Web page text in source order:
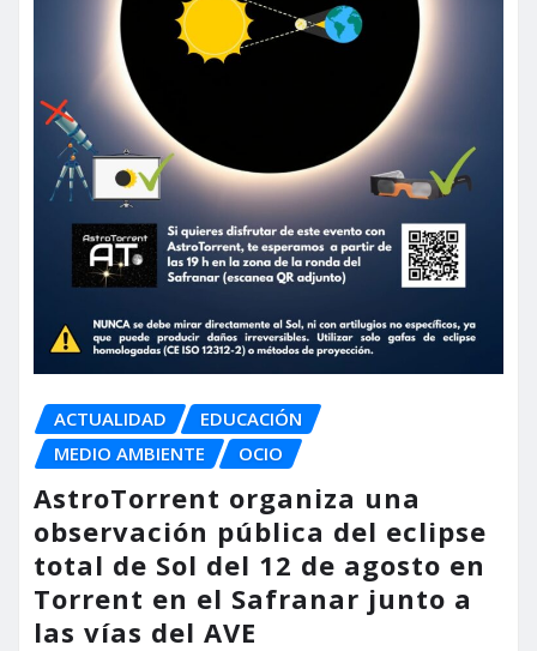
ACTUALIDAD
EDUCACIÓN
MEDIO AMBIENTE
OCIO
AstroTorrent organiza una
observación pública del eclipse
total de Sol del 12 de agosto en
Torrent en el Safranar junto a
las vías del AVE